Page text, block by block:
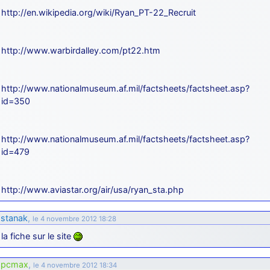
http://en.wikipedia.org/wiki/Ryan_PT-22_Recruit
http://www.warbirdalley.com/pt22.htm
http://www.nationalmuseum.af.mil/factsheets/factsheet.asp?
id=350
http://www.nationalmuseum.af.mil/factsheets/factsheet.asp?
id=479
http://www.aviastar.org/air/usa/ryan_sta.php
stanak, le 4 novembre 2012 18:28
la fiche sur le site
pcmax, le 4 novembre 2012 18:34